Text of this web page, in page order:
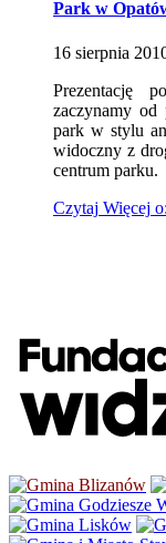
Park w
16 sierpnia
Prezentację
zaczynamy od
park w stylu
widoczny z
centrum parku.
Czytaj Więcej